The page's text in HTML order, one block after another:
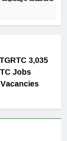
3,035
Jobs